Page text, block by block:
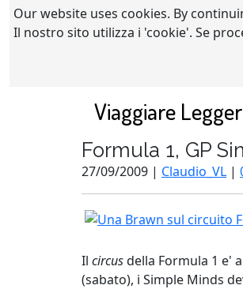
Our website uses cookies. By
Il nostro sito utilizza i 'cookie'. Se
Viaggiare
Formula 1, GP
27/09/2009 | Claudio_VL |
Il circusdella Formula 1 e'
(sabato), i Simple Minds